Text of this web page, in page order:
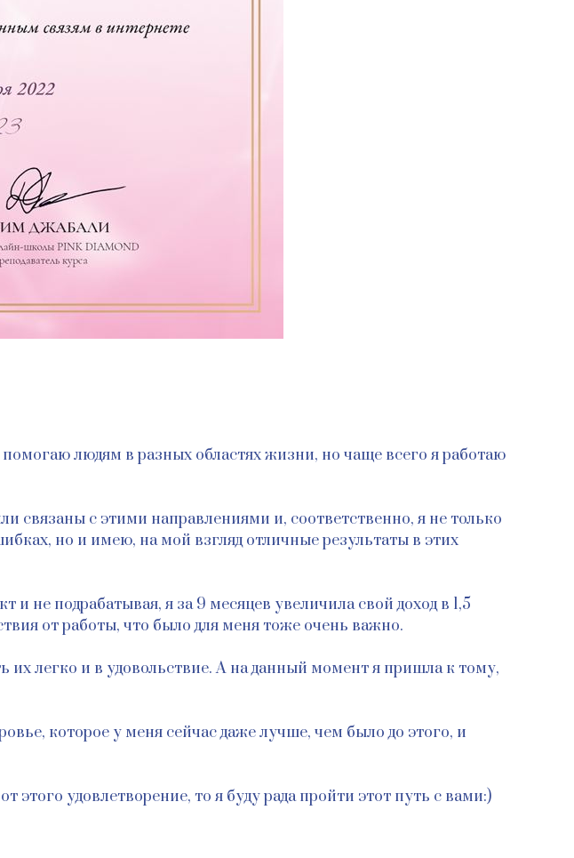
людям в разных областях жизни, но чаще всего я работаю
с этими направлениями и, соответственно, я не только
но и имею, на мой взгляд отличные результаты в этих
не подрабатывая, я за 9 месяцев увеличила свой доход в 1,5
от работы, что было для меня тоже очень важно.
их легко и в удовольствие. А на данный момент я пришла к тому,
которое у меня сейчас даже лучше, чем было до этого, и
этого удовлетворение, то я буду рада пройти этот путь с вами:)